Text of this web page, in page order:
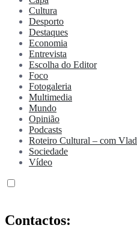
Cultura
Desporto
Destaques
Economia
Entrevista
Escolha do Editor
Foco
Fotogaleria
Multimedia
Mundo
Opinião
Podcasts
Roteiro Cultural – com
Sociedade
Vídeo
Contactos: